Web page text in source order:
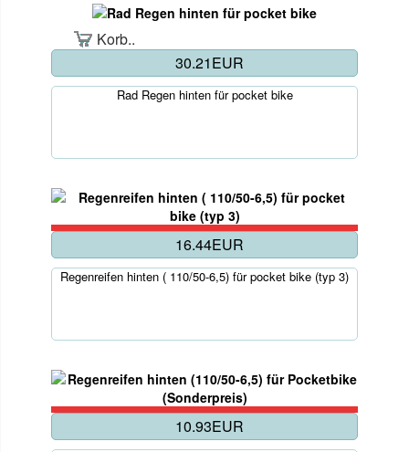
Korb..
30.21EUR
Rad Regen hinten für pocket bike
16.44EUR
Regenreifen hinten ( 110/50-6,5) für pocket bike (typ 3)
10.93EUR